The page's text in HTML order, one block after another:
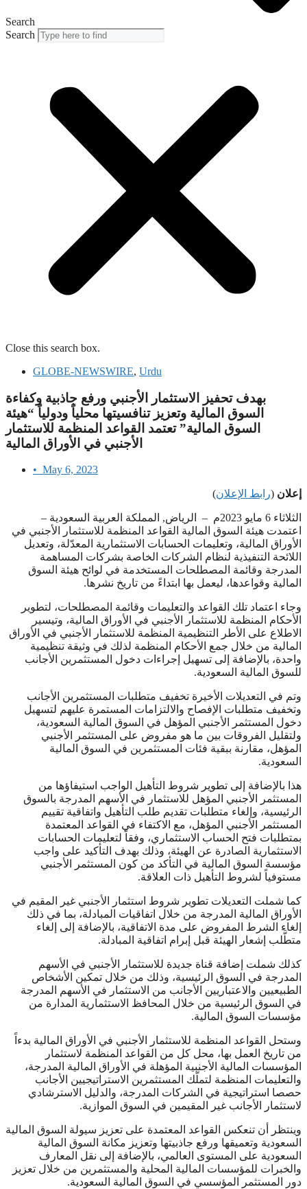
Search
Search
Close this search box.
GLOBE-NEWSWIRE, Urdu
‫بهدف تحفيز الاستثمار الأجنبي ورفع جاذبية وكفاءة
السوق المالية وتعزيز تنافسيتها محلياً ودولياً “هيئة
السوق المالية” تعتمد القواعد المنظمة للاستثمار
الأجنبي في الأوراق المالية
• May 6, 2023
إعلان (رابط الإعلان)
الثلاثاء 6 مايو 2023م – الرياض, المملكة العربية السعودية –
اعتمدت هيئة السوق المالية القواعد المنظمة للاستثمار الأجنبي في
الأوراق المالية، وتعليمات الحسابات الاستثمارية المعدّلة، وتعديل
اللائحة التنفيذية لنظام الشركات الخاصة بشركات المساهمة
المدرجة وقائمة المصطلحات المستخدمة في لوائح هيئة السوق
المالية وقواعدها، ليعمل بها ابتداءً من تاريخ نشرها.
وجاء اعتماد تلك القواعد والتعليمات وقائمة المصطلحات، لتطوير
الأحكام المنظمة للاستثمار الأجنبي في الأوراق المالية، وتيسير
الاطلاع على الأطر التنظيمية المنظمة للاستثمار الأجنبي في الأوراق
المالية ‌من خلال جمع الأحكام المنظمة لذلك في وثيقة تنظيمية
واحدة، بالإضافة إلى تسهيل إجراءات دخول المستثمرين الأجانب
للسوق المالية السعودية.
وتم في التعديلات الأخيرة تخفيف متطلبات المستثمرين الأجانب
وتخفيف متطلبات الإفصاح والالتزامات المستمرة عليهم لتسهيل
دخول المستثمر الأجنبي المؤهل في السوق المالية السعودية،
ولتقليل الفروقات بين ما هو مفروض على المستثمر الأجنبي
المؤهل، مقارنة ببقية فئات المستثمرين في السوق المالية
السعودية.
هذا بالإضافة إلى تطوير شروط التأهيل الواجب استيفاؤها من
المستثمر الأجنبي المؤهل للاستثمار في الأسهم المدرجة بالسوق
الرئيسية، وإلغاء متطلبات تقديم طلب التأهيل واتفاقية تقييم
المستثمر الأجنبي المؤهل، مع الاكتفاء في القواعد المعتمدة
بمتطلبات فتح الحساب الاستثماري، وفقاً لتعليمات الحسابات
الاستثمارية الصادرة عن الهيئة، وذلك بهدف التأكيد على واجب
مؤسسة السوق المالية في التأكد من كون المستثمر الأجنبي
مستوفياً لشروط التأهيل ذات العلاقة.
كما شملت التعديلات تطوير شروط استثمار الأجنبي غير المقيم في
الأوراق المالية المدرجة من خلال اتفاقيات المبادلة، بما في ذلك
إلغاء الشرط المفروض على مدة الاتفاقية، بالإضافة إلى إلغاء
متطَّلب إشعار الهيئة قبل إبرام اتفاقية المبادلة.
كذلك شملت إضافة قناة جديدة للاستثمار الأجنبي في الأسهم
المدرجة في السوق الرئيسية، وذلك من خلال تمكين الأشخاص
الطبيعيين والاعتباريين الأجانب من الاستثمار في الأسهم المدرجة
في السوق الرئيسية من خلال المحافظ الاستثمارية المدارة من
مؤسسات السوق المالية.
‌وستحل القواعد المنظمة للاستثمار الأجنبي في الأوراق المالية بدءاً
من تاريخ العمل بها، محل كل من القواعد المنظمة لاستثمار
المؤسسات المالية الأجنبية المؤهلة في الأوراق المالية المدرجة،
والتعليمات المنظمة لتملّك المستثمرين الاستراتيجيين الأجانب
حصصا استراتيجية في الشركات المدرجة، والدليل الاسترشادي
لاستثمار الأجانب غير المقيمين في السوق الموازية.
وينتظر أن تنعكس القواعد المعتمدة على تعزيز سيولة السوق المالية
السعودية وتعميقها ورفع جاذبيتها وتعزيز مكانة السوق المالية
السعودية على المستوى العالمي، بالإضافة إلى نقل المعارف
والخبرات للمؤسسات المالية المحلية والمستثمرين من خلال تعزيز
دور المستثمر المؤسسي في السوق المالية السعودية.